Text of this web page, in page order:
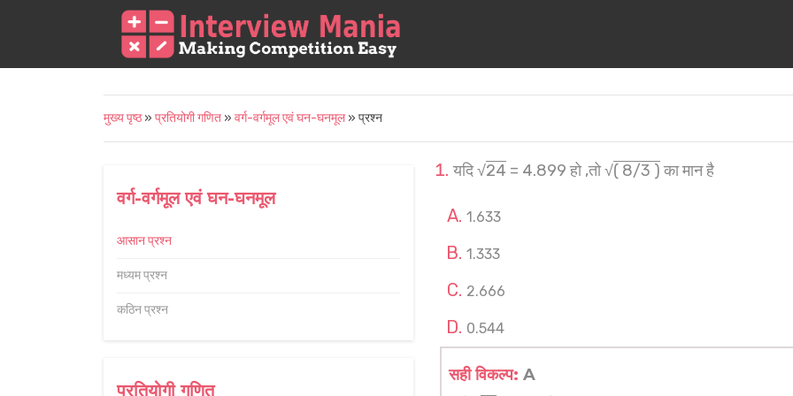
मुख्य पृष्ठ» प्रतियोगी गणित » वर्ग-वर्गमूल एवं घन-घनमूल» प्रश्न
वर्ग-वर्गमूल एवं घन-घनमूल
आसान प्रश्न
मध्यम प्रश्न
कठिन प्रश्न
प्रतियोगी गणित
यदि √24 = 4.899 हो ,तो √( 8/3 ) का मान है
1.633
1.333
2.666
0.544
सही विकल्प: A